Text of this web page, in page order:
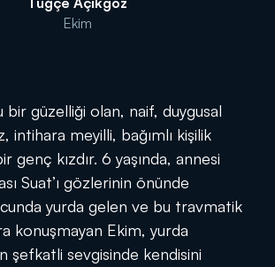
Ekim
bir güzelliği olan, naif, duygusal
intihara meyilli, bağımlı kişilik
genç kızdır. 6 yaşında, annesi
Suat’ı gözlerinin önünde
yurda gelen ve bu travmatik
konuşmayan Ekim, yurda
şefkatli sevgisinde kendisini